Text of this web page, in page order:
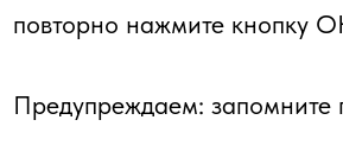
повторно нажмите кнопку
Предупреждаем: запомните